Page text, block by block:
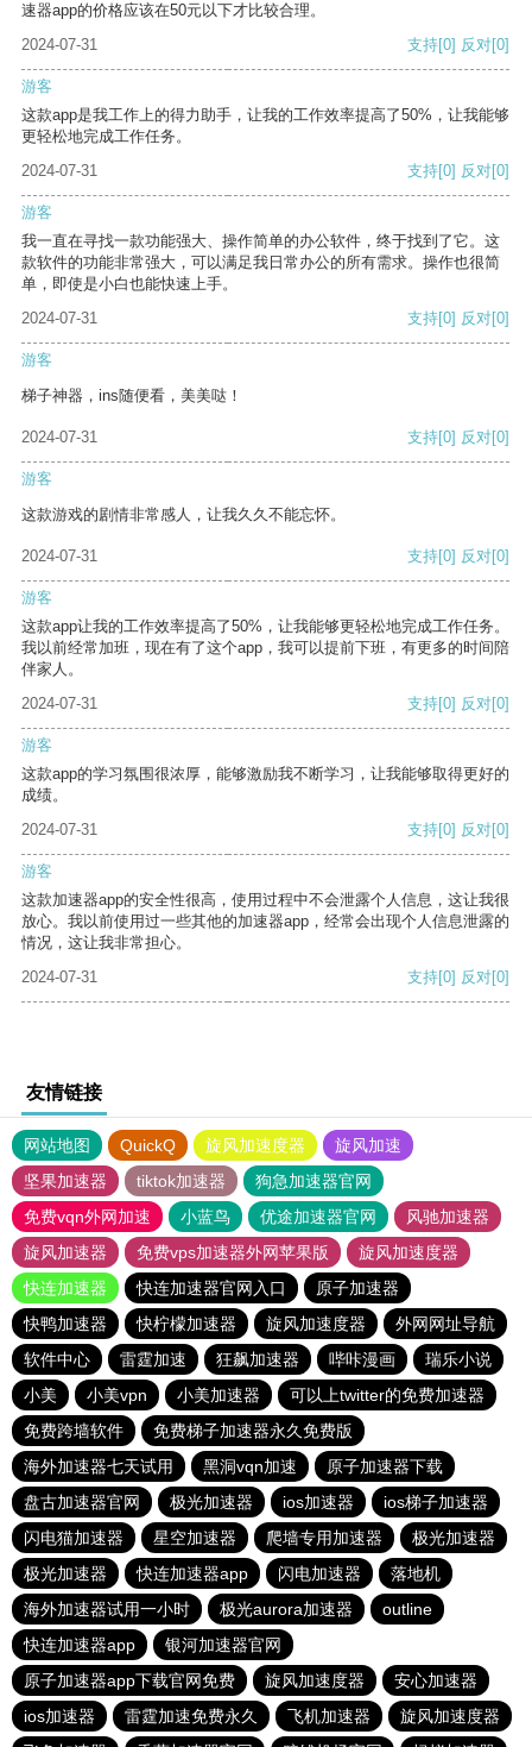
速器app的价格应该在50元以下才比较合理。
2024-07-31
支持[0] 反对[0]
游客
这款app是我工作上的得力助手，让我的工作效率提高了50%，让我能够
更轻松地完成工作任务。
2024-07-31
支持[0] 反对[0]
游客
我一直在寻找一款功能强大、操作简单的办公软件，终于找到了它。这
款软件的功能非常强大，可以满足我日常办公的所有需求。操作也很简
单，即使是小白也能快速上手。
2024-07-31
支持[0] 反对[0]
游客
梯子神器，ins随便看，美美哒！
2024-07-31 支持[0] 反对[0]
游客
这款游戏的剧情非常感人，让我久久不能忘怀。
2024-07-31 支持[0] 反对[0]
游客
这款app让我的工作效率提高了50%，让我能够更轻松地完成工作任务。
我以前经常加班，现在有了这个app，我可以提前下班，有更多的时间陪
伴家人。
2024-07-31
支持[0] 反对[0]
游客
这款app的学习氛围很浓厚，能够激励我不断学习，让我能够取得更好的
成绩。
2024-07-31
支持[0] 反对[0]
游客
这款加速器app的安全性很高，使用过程中不会泄露个人信息，这让我很
放心。我以前使用过一些其他的加速器app，经常会出现个人信息泄露的
情况，这让我非常担心。
2024-07-31
支持[0] 反对[0]
友情链接
网站地图 QuickQ 旋风加速度器
旋风加速
坚果加速器
tiktok加速器
狗急加速器官网
免费vqn外网加速
小蓝鸟 优途加速器官网
风驰加速器
旋风加速器
免费vps加速器外网苹果版
旋风加速度器
快连加速器
快连加速器官网入口
原子加速器
快鸭加速器
快柠檬加速器 旋风加速度器
外网网址导航
软件中心
雷霆加速 狂飙加速器 哔咔漫画
瑞乐小说
小美
小美vpn 小美加速器
可以上twitter的免费加速器
免费跨墙软件
免费梯子加速器永久免费版
海外加速器七天试用
黑洞vqn加速
原子加速器下载
盘古加速器官网
极光加速器 ios加速器
ios梯子加速器
闪电猫加速器
星空加速器 爬墙专用加速器
极光加速器
极光加速器
快连加速器app 闪电加速器
落地机
海外加速器试用一小时
极光aurora加速器
outline
快连加速器app
银河加速器官网
原子加速器app下载官网免费
旋风加速度器
安心加速器
ios加速器
雷霆加速免费永久 飞机加速器
旋风加速度器